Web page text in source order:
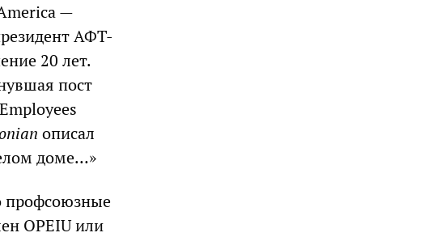
—
АФТ-
20 лет.
пост
описал
доме…»
профсоюзные
OPEIU или